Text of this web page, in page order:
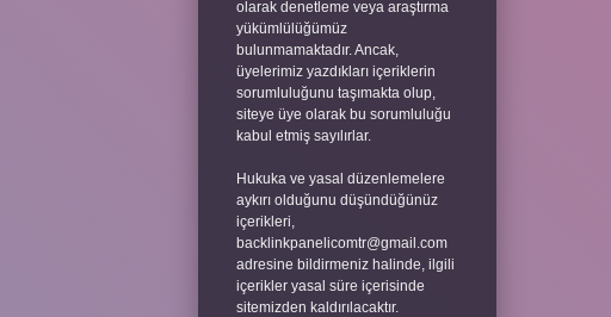
olarak denetleme veya araştırma
yükümlülüğümüz
bulunmamaktadır. Ancak,
üyelerimiz yazdıkları içeriklerin
sorumluluğunu taşımakta olup,
siteye üye olarak bu sorumluluğu
kabul etmiş sayılırlar.
Hukuka ve yasal düzenlemelere
aykırı olduğunu düşündüğünüz
içerikleri,
backlinkpanelicomtr@gmail.com
adresine bildirmeniz halinde, ilgili
içerikler yasal süre içerisinde
sitemizden kaldırılacaktır.